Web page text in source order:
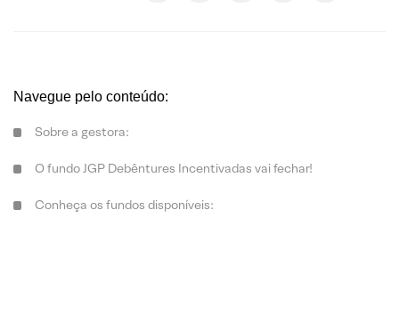
Navegue pelo conteúdo:
Sobre a gestora:
O fundo JGP Debêntures Incentivadas vai fechar!
Conheça os fundos disponíveis: